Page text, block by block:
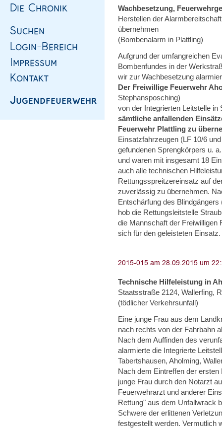
Wachbesetzung,
Herstellen der
übernehmen
(Bombenalarm in Plattling)
Aufgrund der umfangreichen
Bombenfundes in der
wir zur Wachbesetzung
Der Freiwillige Feuerwehr
Stephansposching)
von der Integrierten Leitstelle in
sämtliche anfallenden
Feuerwehr Plattling zu
Einsatzfahrzeugen (LF 10/6
gefundenen Sprengkörpers u.
und waren mit insgesamt 18
auch alle technischen
Rettungsspreitzereinsatz auf
zuverlässig zu übernehmen.
Entschärfung des
hob die Rettungsleitstelle
die Mannschaft der Freiwilligen
sich für den geleisteten Einsatz.
Technische Hilfeleistung in
Staatsstraße 2124, Wallerfing,
(tödlicher Verkehrsunfall)
Eine junge Frau aus dem
nach rechts von der Fahrbahn
Nach dem Auffinden des
alarmierte die Integrierte
Tabertshausen, Aholming,
Nach dem Eintreffen der
junge Frau durch den Notarzt
Feuerwehrarzt und anderer
Rettung" aus dem Unfallwrack
Schwere der erlittenen
festgestellt werden. Vermutlich